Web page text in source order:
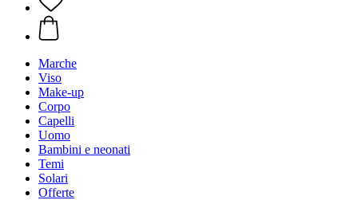
Marche
Viso
Make-up
Corpo
Capelli
Uomo
Bambini e neonati
Temi
Solari
Offerte